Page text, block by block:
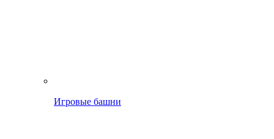
Игровые башни